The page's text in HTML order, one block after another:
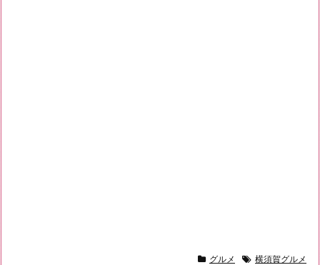
グルメ 横須賀グルメ